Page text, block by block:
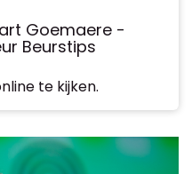
Goemaere -
Beurstips
te kijken.